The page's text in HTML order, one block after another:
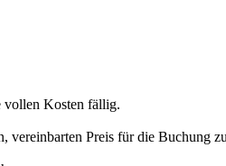
vollen Kosten fällig.
vereinbarten Preis für die Buchung